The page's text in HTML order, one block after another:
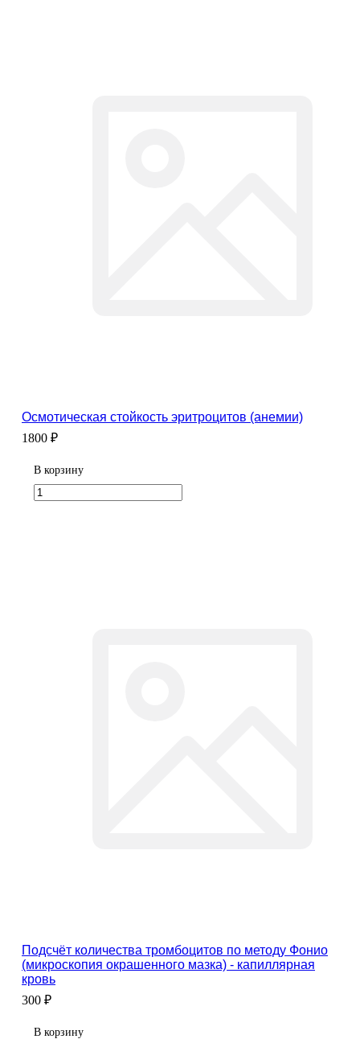
Осмотическая стойкость эритроцитов (анемии)
1800 ₽
В корзину
Подсчёт количества тромбоцитов по методу Фонио
(микроскопия окрашенного мазка) - капиллярная
кровь
300 ₽
В корзину